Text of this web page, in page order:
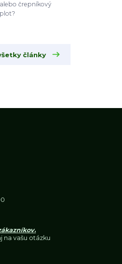
črepníkový
články
.
na vašu otázku